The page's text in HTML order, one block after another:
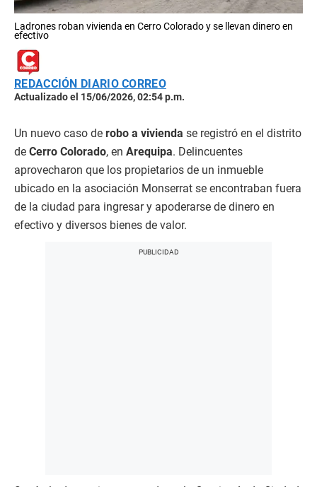
Ladrones roban vivienda en Cerro Colorado y se llevan dinero en
efectivo
REDACCIÓN DIARIO CORREO
Actualizado el 15/06/2026, 02:54 p.m.
Un nuevo caso de robo a vivienda se registró en el distrito
de Cerro Colorado, en Arequipa. Delincuentes
aprovecharon que los propietarios de un inmueble
ubicado en la asociación Monserrat se encontraban fuera
de la ciudad para ingresar y apoderarse de dinero en
efectivo y diversos bienes de valor.